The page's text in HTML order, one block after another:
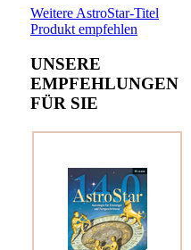
Weitere AstroStar-Titel
Produkt empfehlen
UNSERE
EMPFEHLUNGEN
FÜR SIE